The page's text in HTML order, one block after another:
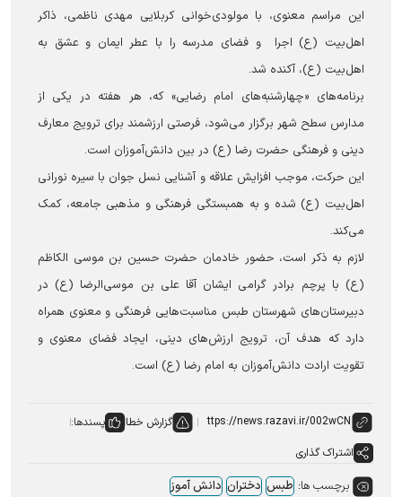
این مراسم معنوی، با مولودی‌خوانی کربلایی مهدی ناظمی، ذاکر
اهل‌بیت (ع) اجرا و فضای مدرسه را با عطر ایمان و عشق به
اهل‌بیت (ع)، آکنده شد.
برنامه‌های «چهارشنبه‌های امام رضایی» که، هر هفته در یکی از
مدارس سطح شهر برگزار می‌شود، فرصتی ارزشمند برای ترویج معارف
دینی و فرهنگی حضرت رضا (ع) در بین دانش‌آموزان است.
این حرکت، موجب افزایش علاقه و آشنایی نسل جوان با سیره نورانی
اهل‌بیت (ع) شده و به همبستگی فرهنگی و مذهبی جامعه، کمک
می‌کند.
لازم به ذکر است، حضور خادمان حضرت حسین بن موسی الکاظم
(ع) با پرچم برادر گرامی ایشان آقا علی بن موسی‌الرضا (ع) در
دبیرستان‌های شهرستان طبس مناسبت‌هایی فرهنگی و معنوی همراه
دارد که هدف آن، ترویج ارزش‌های دینی، ایجاد فضای معنوی و
تقویت ارادت دانش‌آموزان به امام رضا (ع) است.
گزارش خطا
پسندها:
اشتراک گذاری
برچسب ها: طبس دختران دانش آموز